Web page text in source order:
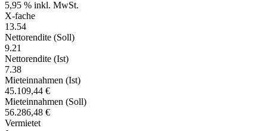
5,95 % inkl. MwSt.
X-fache
13.54
Nettorendite (Soll)
9.21
Nettorendite (Ist)
7.38
Mieteinnahmen (Ist)
45.109,44 €
Mieteinnahmen (Soll)
56.286,48 €
Vermietet